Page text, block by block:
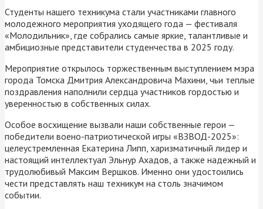
Студенты нашего техникума стали участниками главного
молодежного мероприятия уходящего года — фестиваля
«Молодильник», где собрались самые яркие, талантливые и
амбициозные представители студенчества в 2025 году.
Мероприятие открылось торжественным выступлением мэра
города Томска Дмитрия Александровича Махини, чьи теплые
поздравления наполнили сердца участников гордостью и
уверенностью в собственных силах.
Особое восхищение вызвали наши собственные герои —
победители воено-патриотической игры «ВЗВОД-2025»:
целеустремленная Екатерина Липп, харизматичный лидер и
настоящий интеллектуал Эльнур Ахадов, а также надежный и
трудолюбивый Максим Вершков. Именно они удостоились
чести представлять наш техникум на столь значимом
событии.